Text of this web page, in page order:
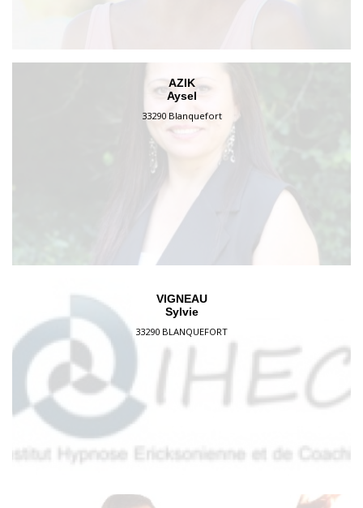
AZIK
Aysel
33290 Blanquefort
VIGNEAU
Sylvie
33290 BLANQUEFORT